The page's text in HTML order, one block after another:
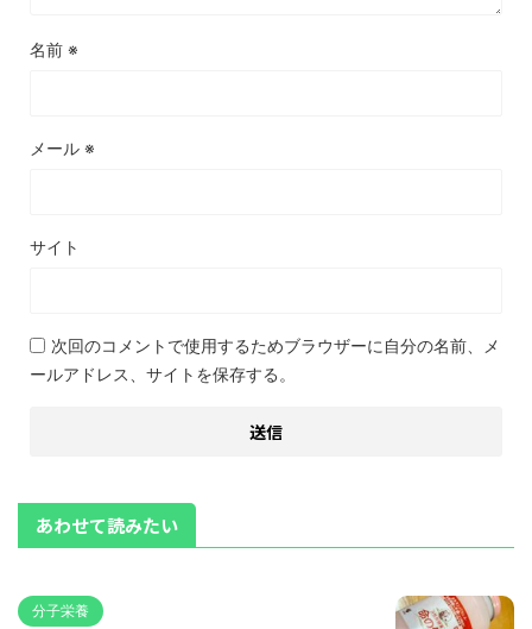
名前 ※
メール ※
サイト
次回のコメントで使用するためブラウザーに自分の名前、メ
ールアドレス、サイトを保存する。
あわせて読みたい
分子栄養